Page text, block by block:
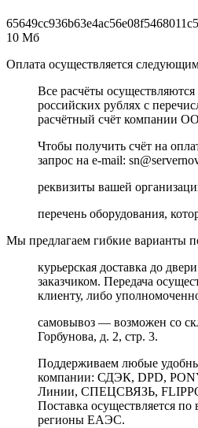
65649cc936b63e4ac56e08f5468011c5
10 Мб
Оплата осуществляется
Все расчёты
российских рублях с
расчётный счёт
Чтобы получить счёт на
запрос на e-mail:
реквизиты вашей
перечень оборудования,
Мы предлагаем гибкие варианты
курьерская доставка до
заказчиком. Передача
клиенту, либо
самовывоз — возможен со
Горбунова, д. 2, стр. 3.
Поддерживаем любые
компании: СДЭК, DPD,
Линии, СПЕЦСВЯЗЬ,
Поставка осуществляется
регионы ЕАЭС.